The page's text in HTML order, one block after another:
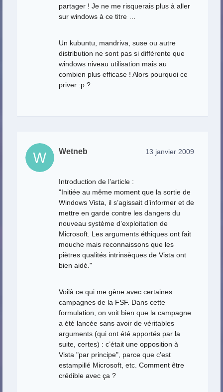
partager ! Je ne me risquerais plus à aller
sur windows à ce titre …
Un kubuntu, mandriva, suse ou autre
distribution ne sont pas si différente que
windows niveau utilisation mais au
combien plus efficase ! Alors pourquoi ce
priver :p ?
Wetneb 13 janvier 2009
Introduction de l’article :
"Initiée au même moment que la sortie de
Windows Vista, il s’agissait d’informer et de
mettre en garde contre les dangers du
nouveau système d’exploitation de
Microsoft. Les arguments éthiques ont fait
mouche mais reconnaissons que les
piètres qualités intrinsèques de Vista ont
bien aidé."
Voilà ce qui me gène avec certaines
campagnes de la FSF. Dans cette
formulation, on voit bien que la campagne
a été lancée sans avoir de véritables
arguments (qui ont été apportés par la
suite, certes) : c’était une opposition à
Vista "par principe", parce que c’est
estampillé Microsoft, etc. Comment être
crédible avec ça ?